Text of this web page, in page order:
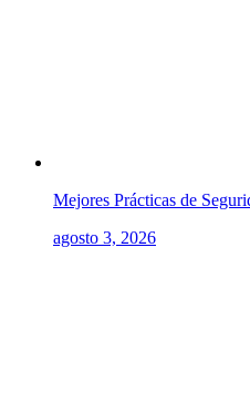
Mejores Prácticas de
agosto 3, 2026